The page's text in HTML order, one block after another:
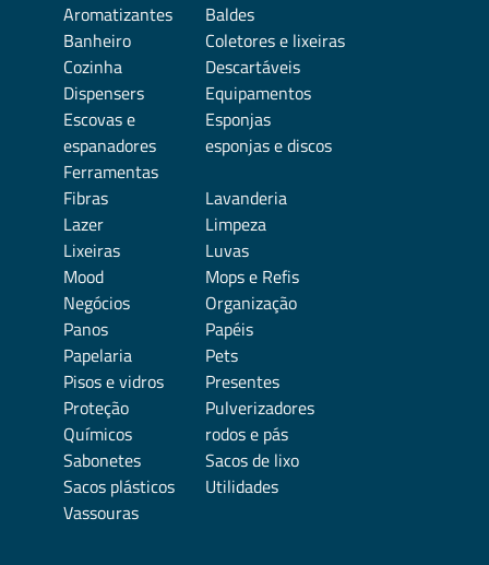
Aromatizantes
Baldes
Banheiro
Coletores e lixeiras
Cozinha
Descartáveis
Dispensers
Equipamentos
Escovas e
espanadores
Esponjas
esponjas e discos
Ferramentas
Fibras
Lavanderia
Lazer
Limpeza
Lixeiras
Luvas
Mood
Mops e Refis
Negócios
Organização
Panos
Papéis
Papelaria
Pets
Pisos e vidros
Presentes
Proteção
Pulverizadores
Químicos
rodos e pás
Sabonetes
Sacos de lixo
Sacos plásticos
Utilidades
Vassouras